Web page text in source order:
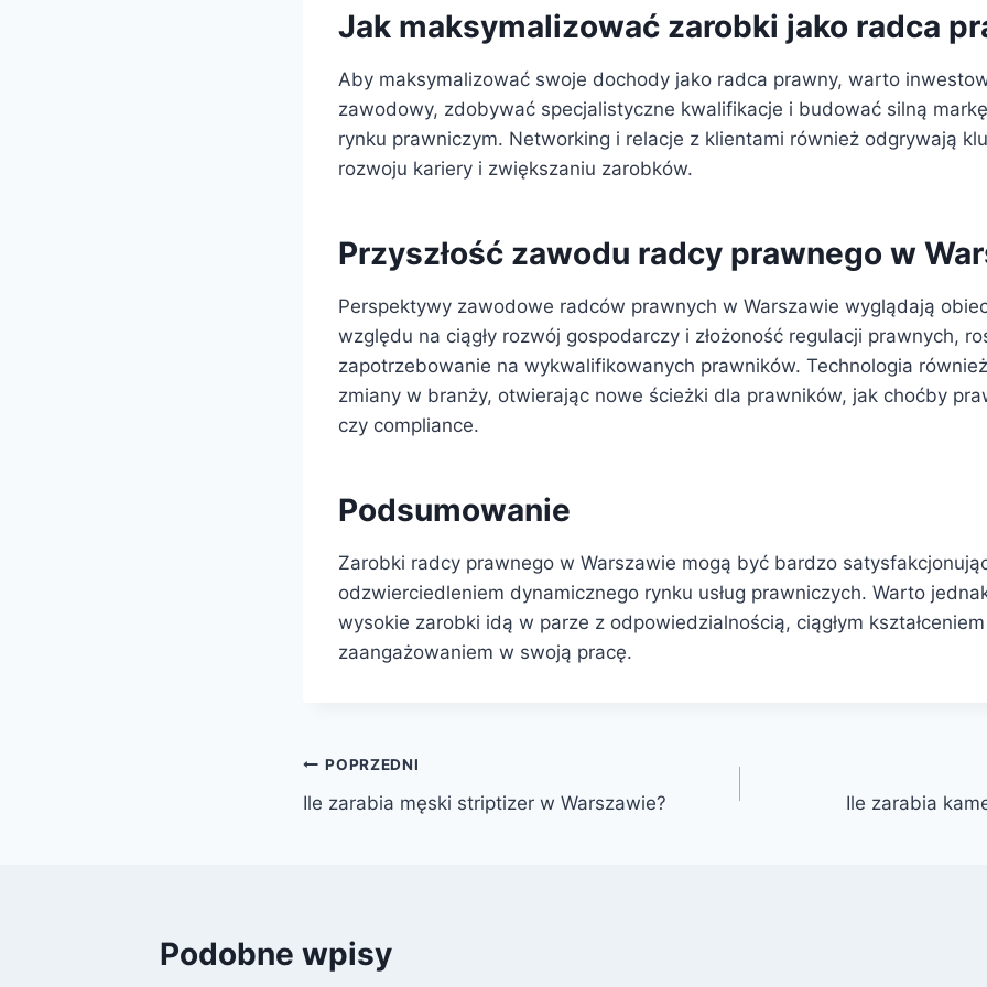
Jak maksymalizować zarobki jako radca
Aby maksymalizować swoje dochody jako radca prawny, warto
zawodowy, zdobywać specjalistyczne kwalifikacje i budować silną
rynku prawniczym. Networking i relacje z klientami również odgrywają
rozwoju kariery i zwiększaniu zarobków.
Przyszłość zawodu radcy prawnego w
Perspektywy zawodowe radców prawnych w Warszawie wyglądają
względu na ciągły rozwój gospodarczy i złożoność regulacji prawnych,
zapotrzebowanie na wykwalifikowanych prawników. Technologia
zmiany w branży, otwierając nowe ścieżki dla prawników, jak choćby
czy compliance.
Podsumowanie
Zarobki radcy prawnego w Warszawie mogą być bardzo
odzwierciedleniem dynamicznego rynku usług prawniczych. Warto
wysokie zarobki idą w parze z odpowiedzialnością, ciągłym
zaangażowaniem w swoją pracę.
Nawigacja
wpisu
POPRZEDNI
Ile zarabia męski striptizer w Warszawie? Ile zarabia
Podobne wpisy